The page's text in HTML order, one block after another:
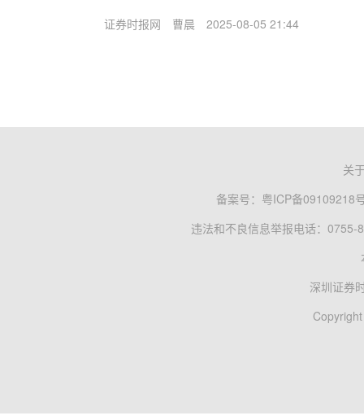
证券时报网 曹晨 2025-08-05 21:44
关
备案号： 粤ICP备09109218
违法和不良信息举报电话：0755-
深圳证券